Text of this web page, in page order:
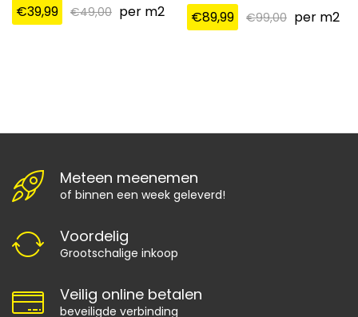
€39,99 €49,00 per m2 €89,99 €99,00 per m2
Meteen meenemen
of binnen een week geleverd!
Voordelig
Grootschalige inkoop
Veilig online betalen
beveiligde verbinding